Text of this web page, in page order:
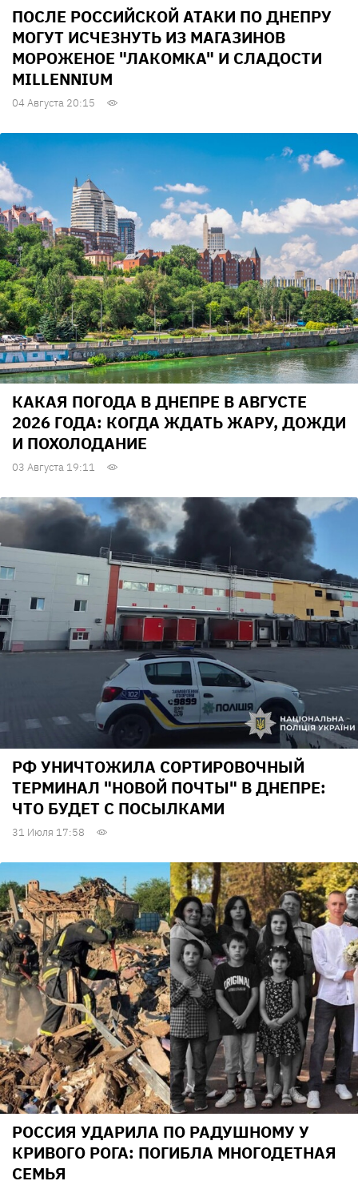
ПОСЛЕ РОССИЙСКОЙ АТАКИ ПО ДНЕПРУ
МОГУТ ИСЧЕЗНУТЬ ИЗ МАГАЗИНОВ
МОРОЖЕНОЕ "ЛАКОМКА" И СЛАДОСТИ
MILLENNIUM
04 Августа 20:15
КАКАЯ ПОГОДА В ДНЕПРЕ В АВГУСТЕ
2026 ГОДА: КОГДА ЖДАТЬ ЖАРУ, ДОЖДИ
И ПОХОЛОДАНИЕ
03 Августа 19:11
РФ УНИЧТОЖИЛА СОРТИРОВОЧНЫЙ
ТЕРМИНАЛ "НОВОЙ ПОЧТЫ" В ДНЕПРЕ:
ЧТО БУДЕТ С ПОСЫЛКАМИ
31 Июля 17:58
РОССИЯ УДАРИЛА ПО РАДУШНОМУ У
КРИВОГО РОГА: ПОГИБЛА МНОГОДЕТНАЯ
СЕМЬЯ